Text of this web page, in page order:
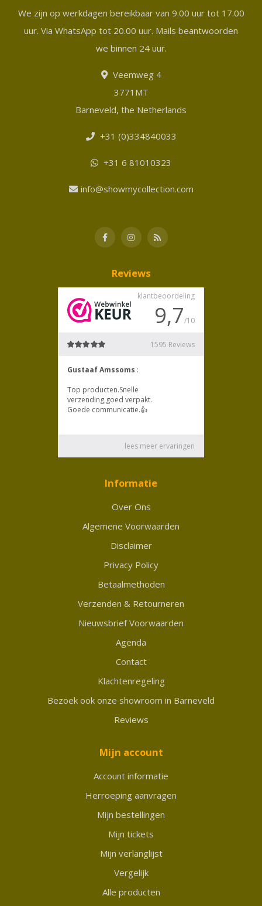
We zijn op werkdagen bereikbaar van 9.00 uur tot 17.00
uur. Via WhatsApp tot 20.00 uur. Mails beantwoorden
we binnen 24 uur.
Veemweg 4
3771MT
Barneveld, the Netherlands
+31 (0)334840033
+31 6 81010323
info@showmycollection.com
Reviews
Informatie
Over Ons
Algemene Voorwaarden
Disclaimer
Privacy Policy
Betaalmethoden
Verzenden & Retourneren
Nieuwsbrief Voorwaarden
Agenda
Contact
Klachtenregeling
Bezoek ook onze showroom in Barneveld
Reviews
Mijn account
Account informatie
Herroeping aanvragen
Mijn bestellingen
Mijn tickets
Mijn verlanglijst
Vergelijk
Alle producten